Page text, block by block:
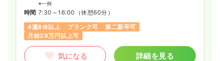
4週8休以上
担当業務未経験可
気になる
※一例
時間 7:30～16:00 （休憩60分）
4週8休以上
ブランク可
第二新卒可
月給28万円以上可
気になる 詳細を見る